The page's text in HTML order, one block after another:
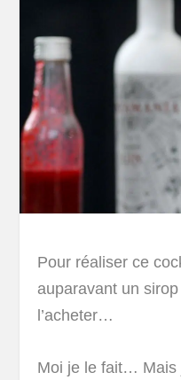
Pour réaliser ce
auparavant un
l’acheter…
Moi je le fait… Mais